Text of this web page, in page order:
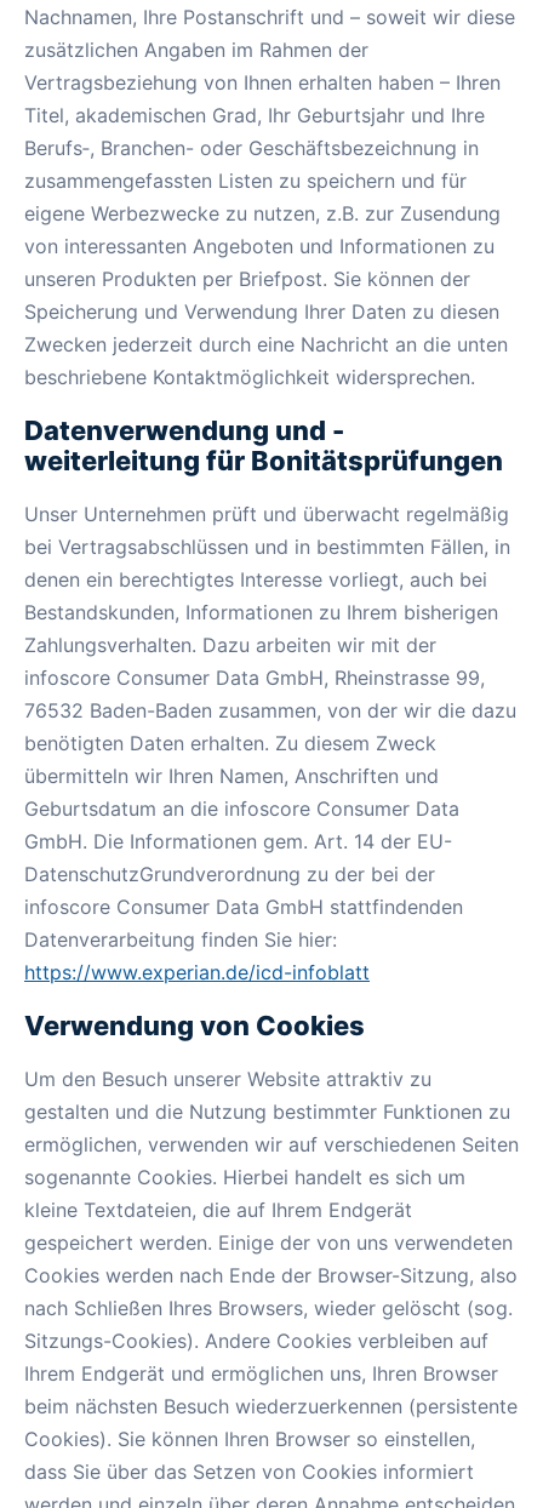
Nachnamen, Ihre Postanschrift und – soweit wir diese
zusätzlichen Angaben im Rahmen der
Vertragsbeziehung von Ihnen erhalten haben – Ihren
Titel, akademischen Grad, Ihr Geburtsjahr und Ihre
Berufs‑, Branchen- oder Geschäftsbezeichnung in
zusammengefassten Listen zu speichern und für
eigene Werbezwecke zu nutzen, z.B. zur Zusendung
von interessanten Angeboten und Informationen zu
unseren Produkten per Briefpost. Sie können der
Speicherung und Verwendung Ihrer Daten zu diesen
Zwecken jederzeit durch eine Nachricht an die unten
beschriebene Kontaktmöglichkeit widersprechen.
Datenverwendung und -
weiterleitung für Bonitätsprüfungen
Unser Unternehmen prüft und überwacht regelmäßig
bei Vertragsabschlüssen und in bestimmten Fällen, in
denen ein berechtigtes Interesse vorliegt, auch bei
Bestandskunden, Informationen zu Ihrem bisherigen
Zahlungsverhalten. Dazu arbeiten wir mit der
infoscore Consumer Data GmbH, Rheinstrasse 99,
76532 Baden-Baden zusammen, von der wir die dazu
benötigten Daten erhalten. Zu diesem Zweck
übermitteln wir Ihren Namen, Anschriften und
Geburtsdatum an die infoscore Consumer Data
GmbH. Die Informationen gem. Art. 14 der EU-
DatenschutzGrundverordnung zu der bei der
infoscore Consumer Data GmbH stattfindenden
Datenverarbeitung finden Sie hier:
https://www.experian.de/icd-infoblatt
Verwendung von Cookies
Um den Besuch unserer Website attraktiv zu
gestalten und die Nutzung bestimmter Funktionen zu
ermöglichen, verwenden wir auf verschiedenen Seiten
sogenannte Cookies. Hierbei handelt es sich um
kleine Textdateien, die auf Ihrem Endgerät
gespeichert werden. Einige der von uns verwendeten
Cookies werden nach Ende der Browser-Sitzung, also
nach Schließen Ihres Browsers, wieder gelöscht (sog.
Sitzungs-Cookies). Andere Cookies verbleiben auf
Ihrem Endgerät und ermöglichen uns, Ihren Browser
beim nächsten Besuch wiederzuerkennen (persistente
Cookies). Sie können Ihren Browser so einstellen,
dass Sie über das Setzen von Cookies informiert